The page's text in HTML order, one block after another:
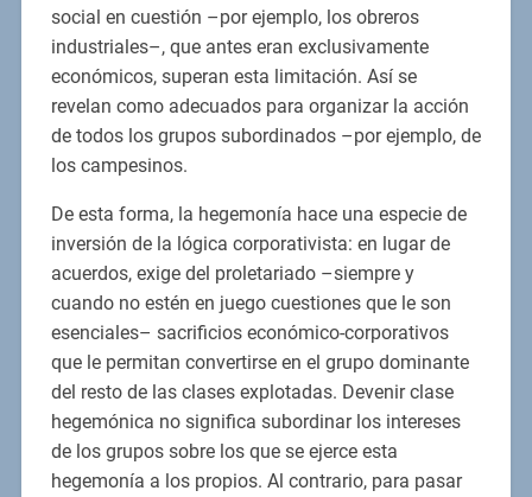
social en cuestión –por ejemplo, los obreros
industriales–, que antes eran exclusivamente
económicos, superan esta limitación. Así se
revelan como adecuados para organizar la acción
de todos los grupos subordinados –por ejemplo, de
los campesinos.
De esta forma, la hegemonía hace una especie de
inversión de la lógica corporativista: en lugar de
acuerdos, exige del proletariado –siempre y
cuando no estén en juego cuestiones que le son
esenciales– sacrificios económico-corporativos
que le permitan convertirse en el grupo dominante
del resto de las clases explotadas. Devenir clase
hegemónica no significa subordinar los intereses
de los grupos sobre los que se ejerce esta
hegemonía a los propios. Al contrario, para pasar